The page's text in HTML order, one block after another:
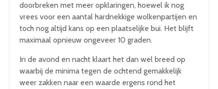
doorbreken met meer opklaringen, hoewel ik nog
vrees voor een aantal hardnekkige wolkenpartijen en
toch nog altijd kans op een plaatselijke bui. Het blijft
maximaal opnieuw ongeveer 10 graden.
In de avond en nacht klaart het dan wel breed op
waarbij de minima tegen de ochtend gemakkelijk
weer zakken naar een waarde ergens rond het